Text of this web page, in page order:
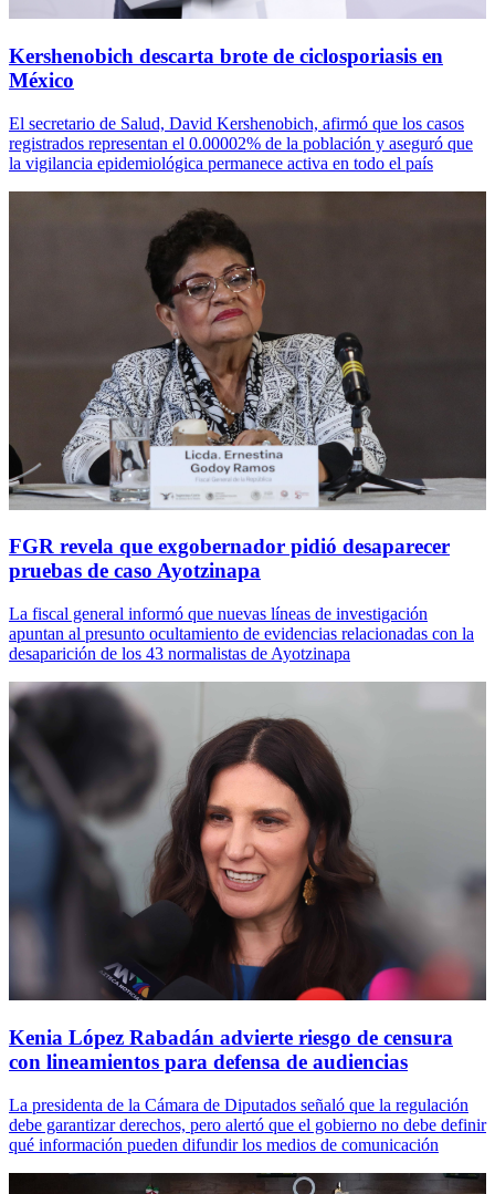
Kershenobich descarta brote de ciclosporiasis en
México
El secretario de Salud, David Kershenobich, afirmó que los casos
registrados representan el 0.00002% de la población y aseguró que
la vigilancia epidemiológica permanece activa en todo el país
FGR revela que exgobernador pidió desaparecer
pruebas de caso Ayotzinapa
La fiscal general informó que nuevas líneas de investigación
apuntan al presunto ocultamiento de evidencias relacionadas con la
desaparición de los 43 normalistas de Ayotzinapa
Kenia López Rabadán advierte riesgo de censura
con lineamientos para defensa de audiencias
La presidenta de la Cámara de Diputados señaló que la regulación
debe garantizar derechos, pero alertó que el gobierno no debe definir
qué información pueden difundir los medios de comunicación